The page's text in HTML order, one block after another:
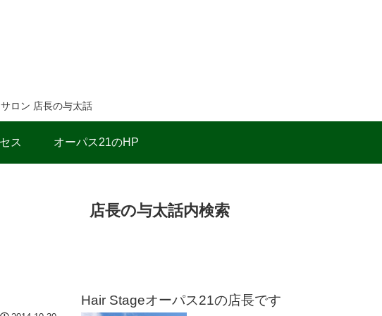
ロン 店長の与太話
ス オーパス21のHP
店長の与太話内検索
Hair Stageオーパス21の店長です